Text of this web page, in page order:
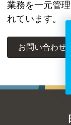
業務を一元管
れています。
お問い合わせ